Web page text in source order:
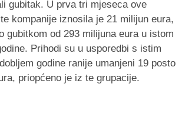
gubitak. U prva tri mjeseca ove
kompanije iznosila je 21 milijun eura,
gubitkom od 293 milijuna eura u istom
Prihodi su u usporedbi s istim
godine ranije umanjeni 19 posto
priopćeno je iz te grupacije.